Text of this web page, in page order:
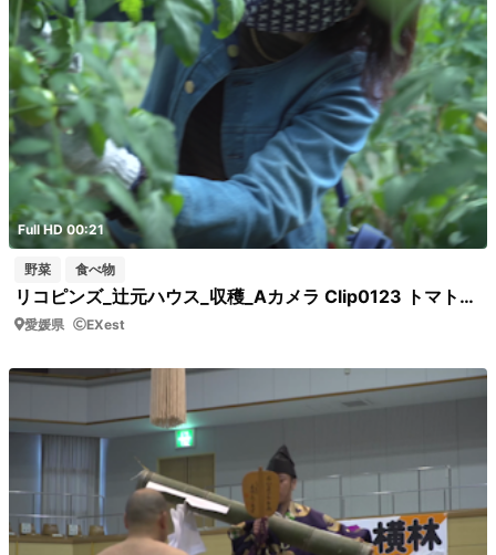
Full HD 00:21
野菜 食べ物
リコピンズ_辻元ハウス_収穫_Aカメラ Clip0123 トマトの収穫
愛媛県 EXest